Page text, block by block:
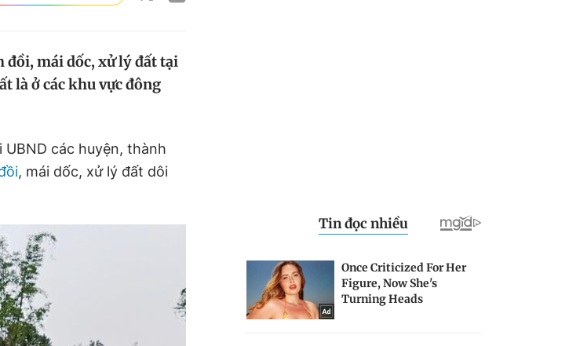
đồi, mái dốc, xử lý đất tại
là ở các khu vực đông
UBND các huyện, thành
, mái dốc, xử lý đất dôi